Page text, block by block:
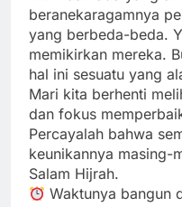
beranekaragamnya
yang berbeda-beda.
memikirkan mereka.
hal ini sesuatu yang
Mari kita berhenti
dan fokus
Percayalah bahwa
keunikannya masing-
Salam Hijrah.
Waktunya bangun